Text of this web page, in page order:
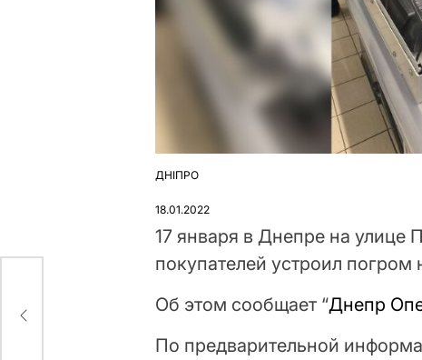
ОПУБЛІКУВАТИ
ДНІПРО
18.01.2022
17 января в Днепре на улице
покупателей устроил погром
Об этом сообщает “Днепр
По предварительной